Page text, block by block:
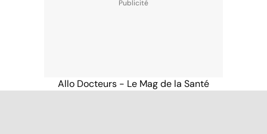
Allo Docteurs - Le Mag de la Santé